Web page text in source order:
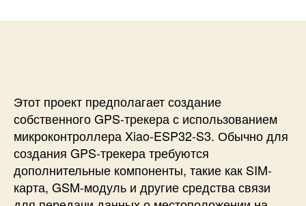
с
-
т
р
е
к
е
р
н
Этот проект предполагает создание
собственногоGPS-трекера с использованием
микроконтроллера Xiao-ESP32-S3. Обычно для
создания GPS-трекера требуются
дополнительные компоненты, такие как SIM-
карта, GSM-модуль и другие средства связи